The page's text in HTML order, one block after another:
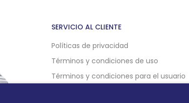
SERVICIO AL CLIENTE
Políticas de privacidad
Términos y condiciones de uso
Términos y condiciones para el usuario